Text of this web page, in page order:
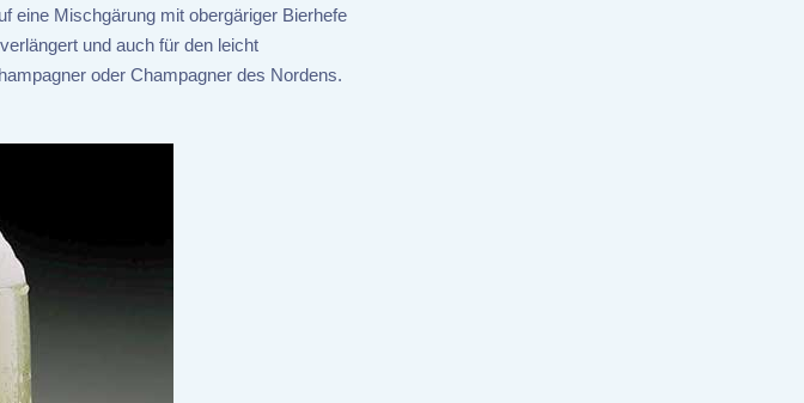
eine Mischgärung mit obergäriger Bierhefe
und auch für den leicht
oder Champagner des Nordens.